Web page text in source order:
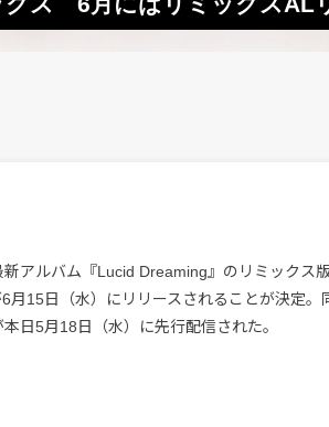
アルバム『Lucid Dreaming』のリミックス
月15日（水）にリリースされることが決定。
日5月18日（水）に先行配信された。